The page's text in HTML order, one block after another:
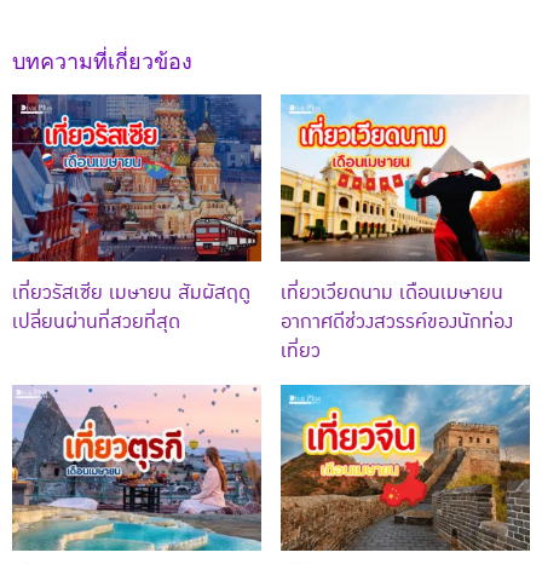
บทความที่เกี่ยวข้อง
เที่ยวรัสเซีย เมษายน สัมผัสฤดู
เปลี่ยนผ่านที่สวยที่สุด
เที่ยวเวียดนาม เดือนเมษายน
อากาศดีช่วงสวรรค์ของนักท่อง
เที่ยว